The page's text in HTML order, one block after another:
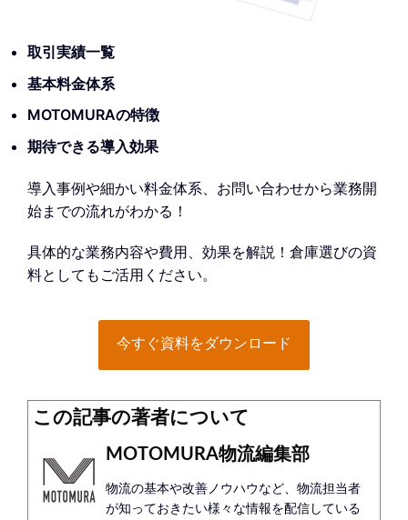
取引実績一覧
基本料金体系
MOTOMURAの特徴
期待できる導入効果
導入事例や細かい料金体系、お問い合わせから業務開
始までの流れがわかる！
具体的な業務内容や費用、効果を解説！倉庫選びの資
料としてもご活用ください。
今すぐ資料をダウンロード
この記事の著者について
MOTOMURA物流編集部
物流の基本や改善ノウハウなど、物流担当者
が知っておきたい様々な情報を配信している